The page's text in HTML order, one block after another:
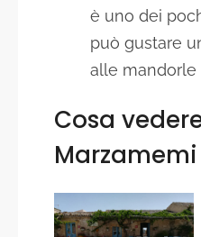
è uno dei
può gustare
alle mandorle
Cosa
Marzamemi